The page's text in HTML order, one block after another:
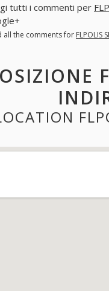
tutti i commenti per
all the comments for FLPOLIS